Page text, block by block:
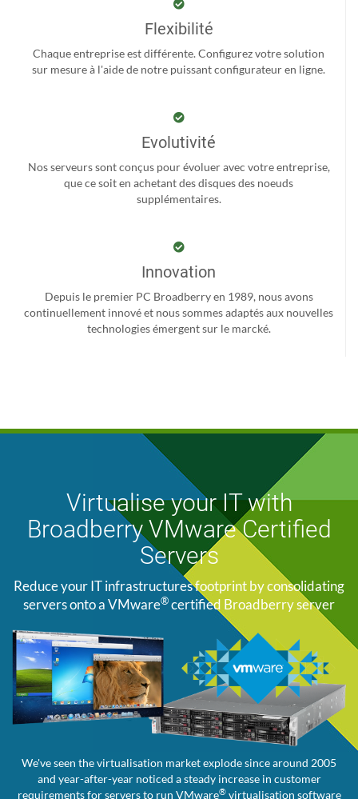
Flexibilité
Chaque entreprise est différente. Configurez votre solution
sur mesure à l'aide de notre puissant configurateur en ligne.
Evolutivité
Nos serveurs sont conçus pour évoluer avec votre entreprise,
que ce soit en achetant des disques des noeuds
supplémentaires.
Innovation
Depuis le premier PC Broadberry en 1989, nous avons
continuellement innové et nous sommes adaptés aux nouvelles
technologies émergent sur le marcké.
Virtualise your IT with
Broadberry VMware Certified
Servers
Reduce your IT infrastructures footprint by consolidating
servers onto a VMware®certified Broadberry server
We've seen the virtualisation market explode since around 2005
and year-after-year noticed a steady increase in customer
requirements for servers to run VMware®virtualisation software